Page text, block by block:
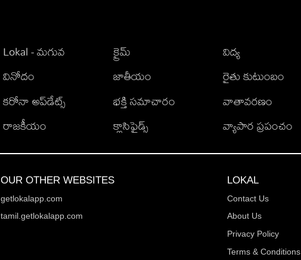
Lokal - మగువ
వినోదం
కరోనా అప్‌డేట్స్
రాజకీయం
క్రైమ్
జాతీయం
భక్తి సమాచారం
క్లాసిఫైడ్స్
విద్య
రైతు కుటుంబం
వాతావరణం
వ్యాపార ప్రపంచం
OUR OTHER WEBSITES
getlokalapp.com
tamil.getlokalapp.com
LOKAL
Contact Us
About Us
Privacy Policy
Terms & Conditions